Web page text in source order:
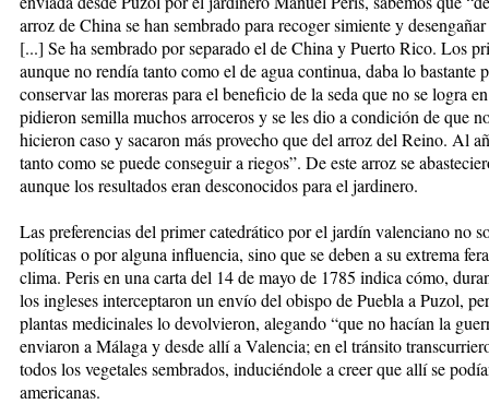
arroz de China se han sembrado para recoger simiente y
[...] Se ha sembrado por separado el de China y Puerto Rico. Los
aunque no rendía tanto como el de agua continua, daba lo bastante
conservar las moreras para el beneficio de la seda que no se logra
pidieron semilla muchos arroceros y se les dio a condición de que
hicieron caso y sacaron más provecho que del arroz del Reino. Al
tanto como se puede conseguir a riegos”. De este arroz se
aunque los resultados eran desconocidos para el jardinero.
Las preferencias del primer catedrático por el jardín valenciano no
políticas o por alguna influencia, sino que se deben a su extrema
clima. Peris en una carta del 14 de mayo de 1785 indica cómo,
los ingleses interceptaron un envío del obispo de Puebla a Puzol,
plantas medicinales lo devolvieron, alegando “que no hacían la
enviaron a Málaga y desde allí a Valencia; en el tránsito
todos los vegetales sembrados, induciéndole a creer que allí se
americanas.